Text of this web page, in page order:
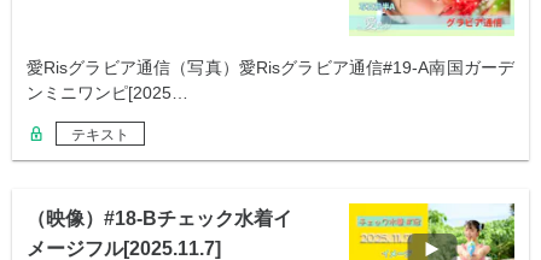
愛Risグラビア通信（写真）愛Risグラビア通信#19-A南国ガーデ
ンミニワンピ[2025…
テキスト
（映像）#18-Bチェック水着イ
メージフル[2025.11.7]